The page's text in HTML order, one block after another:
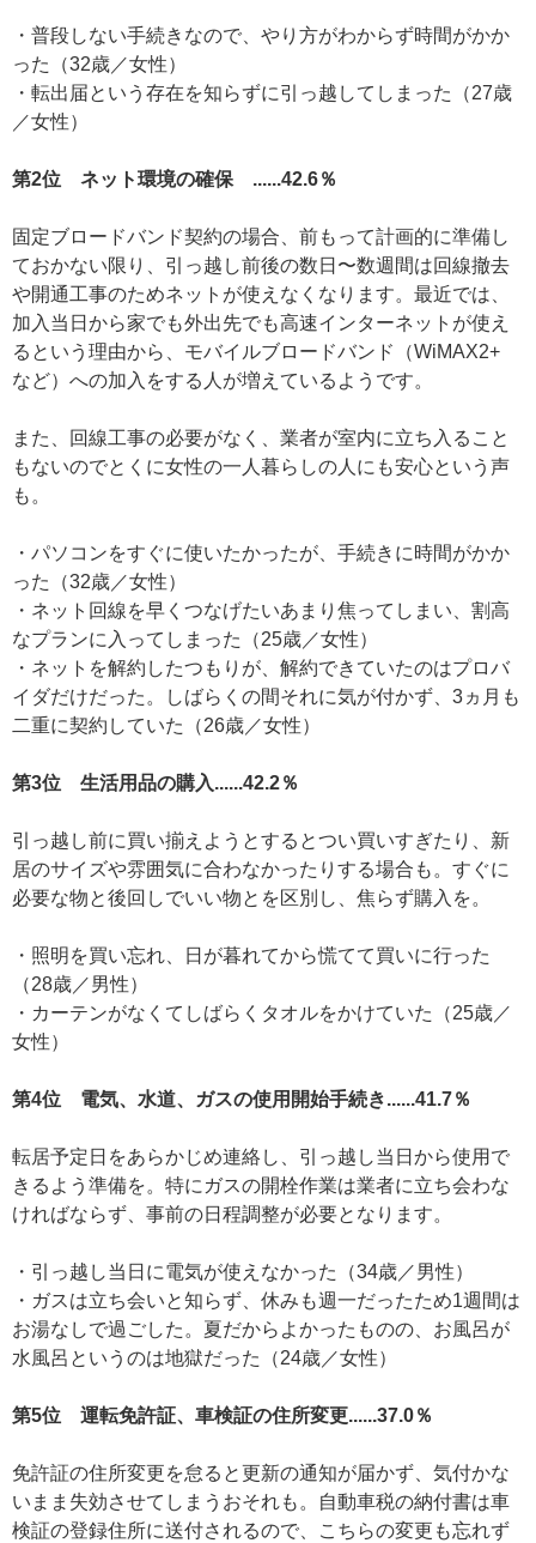
・普段しない手続きなので、やり方がわからず時間がかか
った（32歳／女性）
・転出届という存在を知らずに引っ越してしまった（27歳
／女性）
第2位 ネット環境の確保 ......42.6％
固定ブロードバンド契約の場合、前もって計画的に準備し
ておかない限り、引っ越し前後の数日〜数週間は回線撤去
や開通工事のためネットが使えなくなります。最近では、
加入当日から家でも外出先でも高速インターネットが使え
るという理由から、モバイルブロードバンド（WiMAX2+
など）への加入をする人が増えているようです。
また、回線工事の必要がなく、業者が室内に立ち入ること
もないのでとくに女性の一人暮らしの人にも安心という声
も。
・パソコンをすぐに使いたかったが、手続きに時間がかか
った（32歳／女性）
・ネット回線を早くつなげたいあまり焦ってしまい、割高
なプランに入ってしまった（25歳／女性）
・ネットを解約したつもりが、解約できていたのはプロバ
イダだけだった。しばらくの間それに気が付かず、3ヵ月も
二重に契約していた（26歳／女性）
第3位 生活用品の購入......42.2％
引っ越し前に買い揃えようとするとつい買いすぎたり、新
居のサイズや雰囲気に合わなかったりする場合も。すぐに
必要な物と後回しでいい物とを区別し、焦らず購入を。
・照明を買い忘れ、日が暮れてから慌てて買いに行った
（28歳／男性）
・カーテンがなくてしばらくタオルをかけていた（25歳／
女性）
第4位 電気、水道、ガスの使用開始手続き......41.7％
転居予定日をあらかじめ連絡し、引っ越し当日から使用で
きるよう準備を。特にガスの開栓作業は業者に立ち会わな
ければならず、事前の日程調整が必要となります。
・引っ越し当日に電気が使えなかった（34歳／男性）
・ガスは立ち会いと知らず、休みも週一だったため1週間は
お湯なしで過ごした。夏だからよかったものの、お風呂が
水風呂というのは地獄だった（24歳／女性）
第5位 運転免許証、車検証の住所変更......37.0％
免許証の住所変更を怠ると更新の通知が届かず、気付かな
いまま失効させてしまうおそれも。自動車税の納付書は車
検証の登録住所に送付されるので、こちらの変更も忘れず